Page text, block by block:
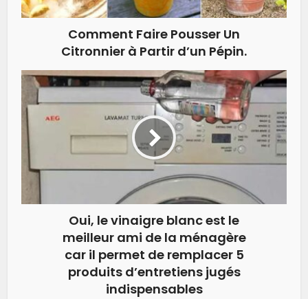
Comment Faire Pousser Un
Citronnier à Partir d’un Pépin.
Oui, le vinaigre blanc est le
meilleur ami de la ménagère
car il permet de remplacer 5
produits d’entretiens jugés
indispensables